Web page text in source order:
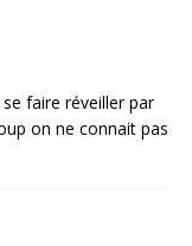
faire réveiller par
on ne connait pas